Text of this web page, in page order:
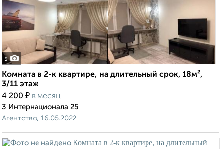
5
Комната в 2-к квартире, на длительный срок, 18м²,
3/11 этаж
4 200 ₽ в месяц
3 Интернационала 25
Агентство, 16.05.2022